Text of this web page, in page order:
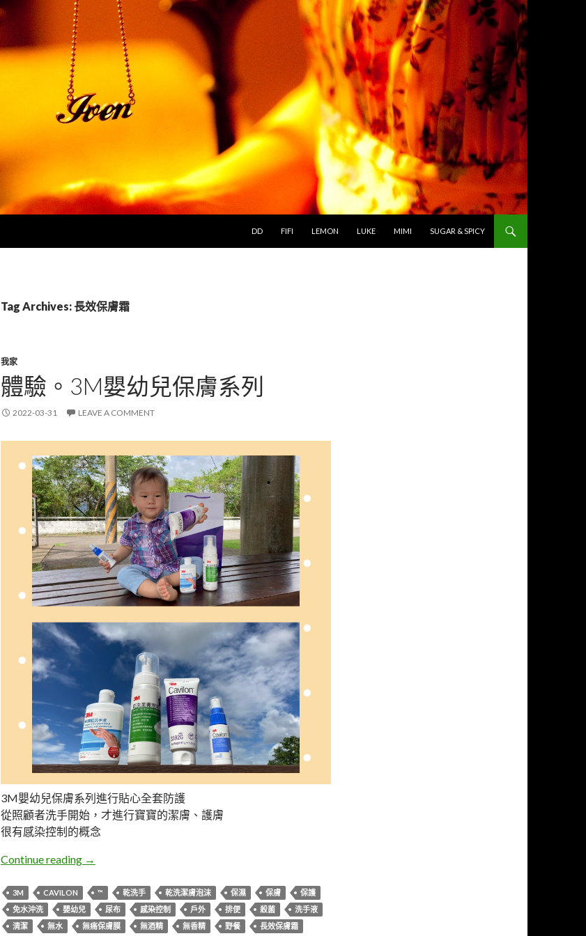
DD
FIFI LEMON LUKE MIMI SUGAR & SPICY
Tag Archives: 長效保膚霜
我家
體驗。3M嬰幼兒保膚系列
2022-03-31 LEAVE A COMMENT
3M嬰幼兒保膚系列進行貼心全套防護
從照顧者洗手開始，才進行寶寶的潔膚、護膚
很有感染控制的概念
Continue reading 體驗。3M嬰幼兒保膚系列
→
3M CAVILON ™ 乾洗手 乾洗潔膚泡沫 保濕 保膚
保護
免水沖洗
嬰幼兒 尿布 感染控制 戶外 排便 殺菌
洗手液
清潔
無水 無痛保膚膜 無酒精 無香精 野餐 長效保膚霜